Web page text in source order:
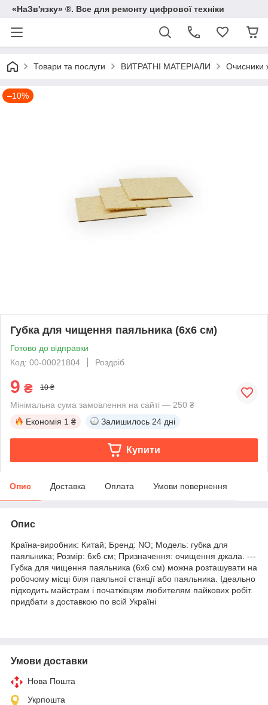
«НаЗв'язку» ®. Все для ремонту цифрової техніки
Товари та послуги ВИТРАТНІ МАТЕРІАЛИ Очисники
–10%
Губка для чищення паяльника (6x6 см)
Готово до відправки
Код: 00-00021804
Роздріб
9 ₴ 10 ₴
Мінімальна сума замовлення на сайті — 250 ₴
Економія 1 ₴ Залишилось 24 дні
Купити
Опис Доставка Оплата Умови повернення
Опис
Країна-виробник: Китай; Бренд: NO; Модель: губка для
паяльника; Розмір: 6x6 см; Призначення: очищення джала. ---
Губка для чищення паяльника (6x6 см) можна розташувати на
робочому місці біля паяльної станції або паяльника. Ідеально
підходить майстрам і початківцям любителям пайкових робіт.
придбати з доставкою по всій Україні
Умови доставки
Нова Пошта
Укрпошта